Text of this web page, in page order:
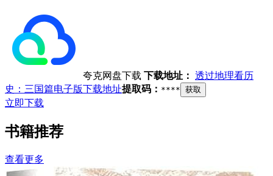
夸克网盘下载 下载地址： 透过地理看历
史：三国篇电子版下载地址提取码： **** 获取
立即下载
书籍推荐
查看更多